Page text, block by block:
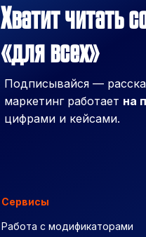
Хватит читать
«для всех»
Подписывайся —
маркетинг работает на
цифрами и кейсами.
Сервисы
Работа с модификаторами